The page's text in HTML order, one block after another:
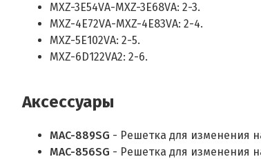
MXZ-3E54VA-MXZ-3E68VA: 2-3.
MXZ-4E72VA-MXZ-4E83VA: 2-4.
MXZ-5E102VA: 2-5.
MXZ-6D122VA2: 2-6.
Аксессуары
MAC-889SG - Решетка для изменения
MAC-856SG - Решетка для изменения